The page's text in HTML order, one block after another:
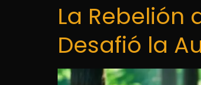
La Rebelión
Desafió la